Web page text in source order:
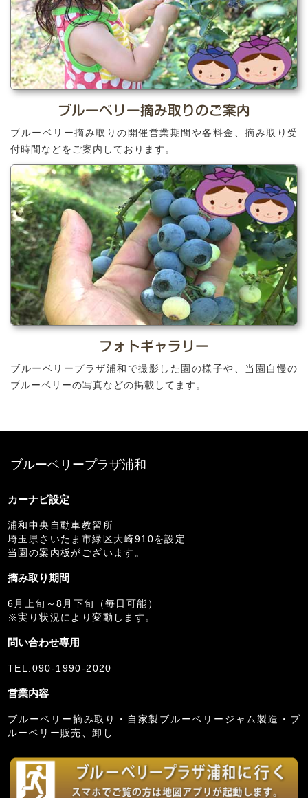
ブルーベリー摘み取りのご案内
ブルーベリー摘み取りの開催営業期間や各料金、摘み取り受
付時間などをご案内しております。
フォトギャラリー
ブルーベリープラザ浦和で撮影した園の様子や、当園自慢の
ブルーベリーの写真などの掲載してます。
ブルーベリープラザ浦和
カーナビ設定
浦和中央自動車教習所
埼玉県さいたま市緑区大崎910を設定
当園の案内板がございます。
摘み取り期間
6月上旬～8月下旬（毎日可能）
※実り状況により変動します。
問い合わせ専用
TEL.090-1990-2020
営業内容
ブルーベリー摘み取り・自家製ブルーベリージャム製造・ブ
ルーベリー販売、卸し